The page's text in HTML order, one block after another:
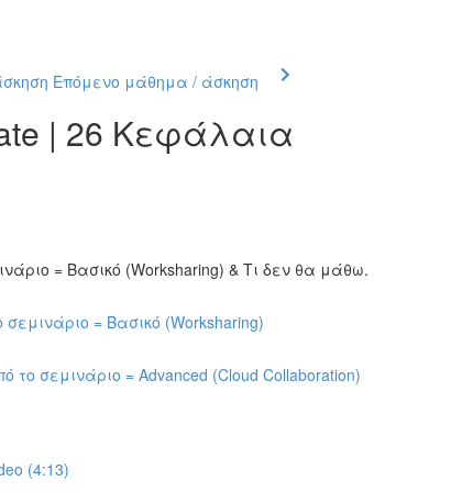
Επόμενο μάθημα / άσκηση
| 26 Κεφάλαια
= Βασικό (Worksharing) & Τι δεν θα μάθω.
= Βασικό (Worksharing)
το σεμινάριο = Advanced (Cloud Collaboration)
(4:13)